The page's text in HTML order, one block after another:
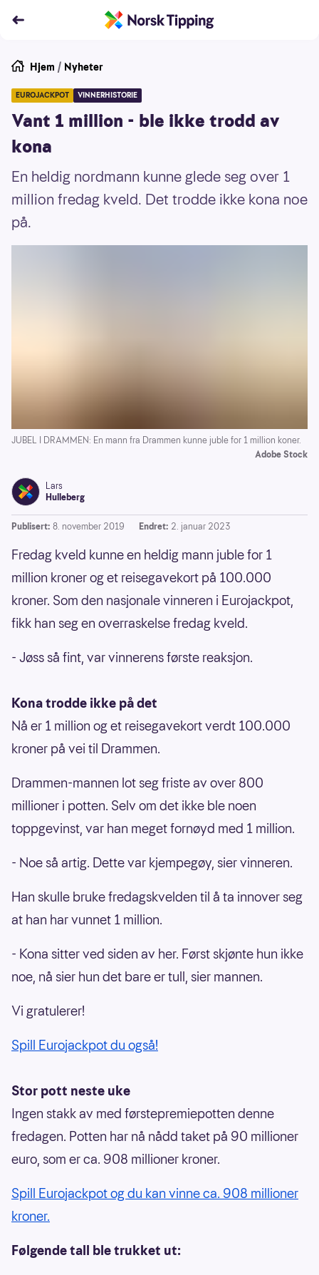
Hjem / Nyheter
EUROJACKPOT VINNERHISTORIE
Vant 1 million - ble ikke trodd av
kona
En heldig nordmann kunne glede seg over 1
million fredag kveld. Det trodde ikke kona noe
på.
JUBEL I DRAMMEN: En mann fra Drammen kunne juble for 1 million koner.
Adobe Stock
Lars
Hulleberg
Publisert: 8. november 2019 Endret: 2. januar 2023
Fredag kveld kunne en heldig mann juble for 1
million kroner og et reisegavekort på 100.000
kroner. Som den nasjonale vinneren i Eurojackpot,
fikk han seg en overraskelse fredag kveld.
- Jøss så fint, var vinnerens første reaksjon.
Kona trodde ikke på det
Nå er 1 million og et reisegavekort verdt 100.000
kroner på vei til Drammen.
Drammen-mannen lot seg friste av over 800
millioner i potten. Selv om det ikke ble noen
toppgevinst, var han meget fornøyd med 1 million.
- Noe så artig. Dette var kjempegøy, sier vinneren.
Han skulle bruke fredagskvelden til å ta innover seg
at han har vunnet 1 million.
- Kona sitter ved siden av her. Først skjønte hun ikke
noe, nå sier hun det bare er tull, sier mannen.
Vi gratulerer!
Spill Eurojackpot du også!
Stor pott neste uke
Ingen stakk av med førstepremiepotten denne
fredagen. Potten har nå nådd taket på 90 millioner
euro, som er ca. 908 millioner kroner.
Spill Eurojackpot og du kan vinne ca. 908 millioner
kroner.
Følgende tall ble trukket ut: